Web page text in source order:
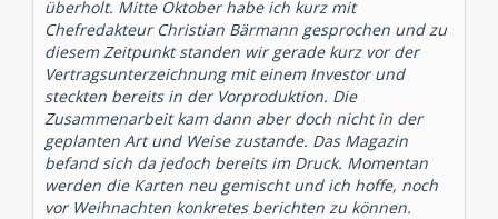
überholt. Mitte Oktober habe ich kurz mit
Chefredakteur Christian Bärmann gesprochen und zu
diesem Zeitpunkt standen wir gerade kurz vor der
Vertragsunterzeichnung mit einem Investor und
steckten bereits in der Vorproduktion. Die
Zusammenarbeit kam dann aber doch nicht in der
geplanten Art und Weise zustande. Das Magazin
befand sich da jedoch bereits im Druck. Momentan
werden die Karten neu gemischt und ich hoffe, noch
vor Weihnachten konkretes berichten zu können.